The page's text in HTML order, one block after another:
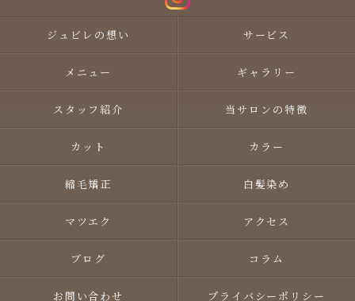
ジュビレの想い サービス
メニュー ギャラリー
スタッフ紹介 当サロンの特徴
カット カラー
縮毛矯正 白髪染め
マツエク アクセス
ブログ コラム
お問い合わせ プライバシーポリシー